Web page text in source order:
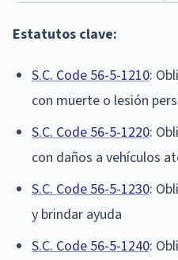
Estatutos clave:
S.C. Code 56-5-1210:
con muerte o lesión
S.C. Code 56-5-1220:
con daños a vehículos
S.C. Code 56-5-1230:
y brindar ayuda
S.C. Code 56-5-1240: